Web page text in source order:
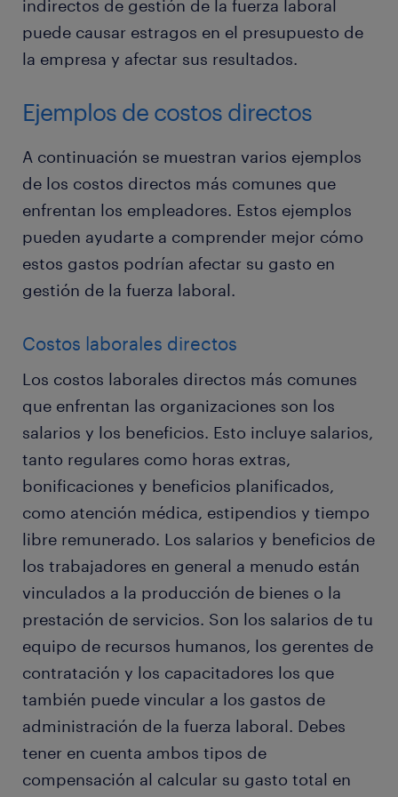
indirectos de gestión de la fuerza laboral
puede causar estragos en el presupuesto de
la empresa y afectar sus resultados.
Ejemplos de costos directos
A continuación se muestran varios ejemplos
de los costos directos más comunes que
enfrentan los empleadores. Estos ejemplos
pueden ayudarte a comprender mejor cómo
estos gastos podrían afectar su gasto en
gestión de la fuerza laboral.
Costos laborales directos
Los costos laborales directos más comunes
que enfrentan las organizaciones son los
salarios y los beneficios. Esto incluye salarios,
tanto regulares como horas extras,
bonificaciones y beneficios planificados,
como atención médica, estipendios y tiempo
libre remunerado. Los salarios y beneficios de
los trabajadores en general a menudo están
vinculados a la producción de bienes o la
prestación de servicios. Son los salarios de tu
equipo de recursos humanos, los gerentes de
contratación y los capacitadores los que
también puede vincular a los gastos de
administración de la fuerza laboral. Debes
tener en cuenta ambos tipos de
compensación al calcular su gasto total en